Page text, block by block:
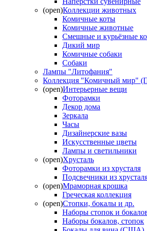
(open)Коллекции животных
Комичные коты
Комичные животные
Смешные и курьёзные
Дикий мир
Комичные собаки
Собаки
Лампы "Литофания"
Коллекция "Комичный мир"
(open)Интерьерные вещи
Фоторамки
Декор дома
Зеркала
Часы
Дизайнерские вазы
Искусственные цветы
Лампы и светильники
(open)Хрусталь
Фоторамки из хрусталя
Подсвечники из
(open)Мраморная крошка
Греческая коллекция
(open)Стопки, бокалы и др.
Наборы стопок и
Наборы бокалов, стопок